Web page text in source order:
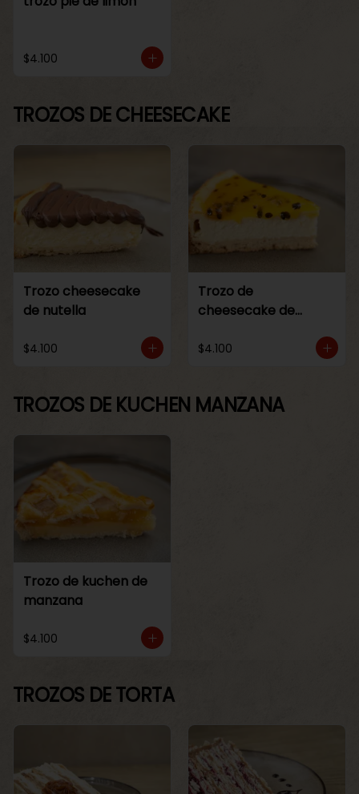
$4.100
TROZOS DE CHEESECAKE
Trozo cheesecake
de nutella
$4.100
Trozo de
cheesecake de
$4.100
TROZOS DE KUCHEN MANZANA
Trozo de kuchen de
manzana
$4.100
TROZOS DE TORTA